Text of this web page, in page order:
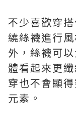
不少喜歡穿
繞絲襪進行
外，絲襪可
體看起來更
穿也不會顯
元素。